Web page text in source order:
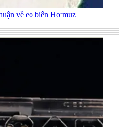
về eo biển Hormuz